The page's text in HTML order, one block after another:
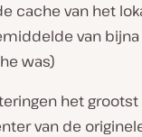
cache van het
van
was)
het
van de